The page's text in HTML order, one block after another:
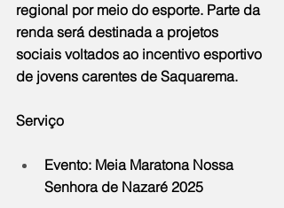
regional por meio do esporte. Parte da
renda será destinada a projetos
sociais voltados ao incentivo esportivo
de jovens carentes de Saquarema.
Serviço
Evento: Meia Maratona Nossa
Senhora de Nazaré 2025